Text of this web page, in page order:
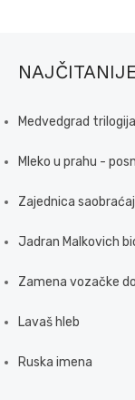
Medvedgrad trilogija
Mleko u prahu -
Zajednica
Jadran Malkovich
Zamena vozačke
Lavaš hleb
Ruska imena